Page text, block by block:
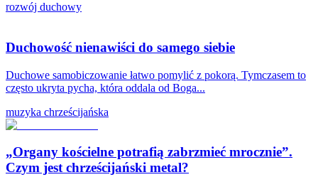
rozwój duchowy
Duchowość nienawiści do samego siebie
Duchowe samobiczowanie łatwo pomylić z pokorą. Tymczasem to
często ukryta pycha, która oddala od Boga...
muzyka chrześcijańska
„Organy kościelne potrafią zabrzmieć mrocznie”.
Czym jest chrześcijański metal?